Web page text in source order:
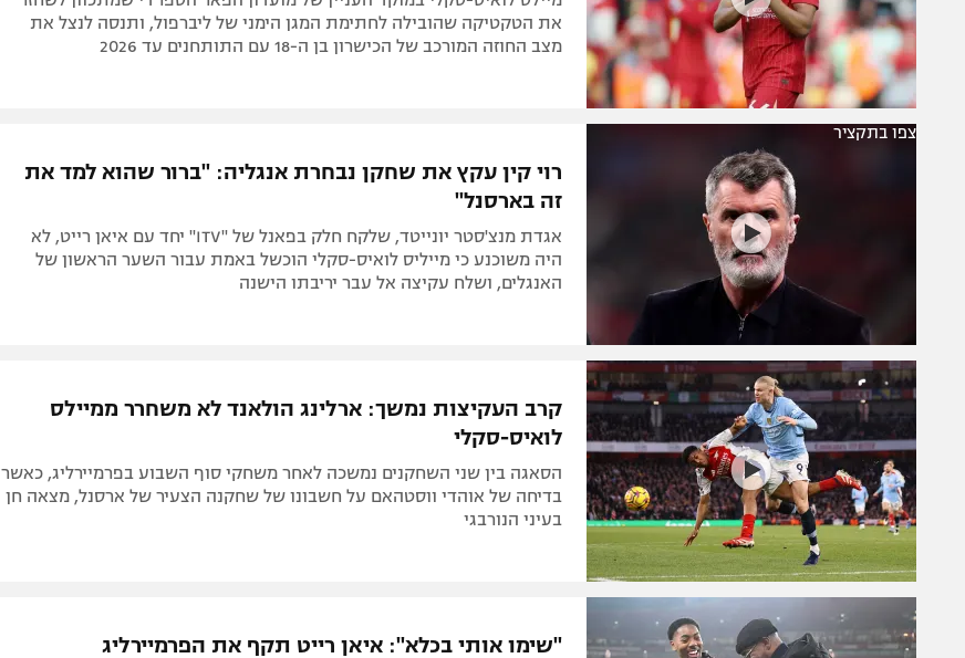
את הטקטיקה שהובילה לחתימת המגן הימני של ליברפול, ותנסה לנצל את
מצב החוזה המורכב של הכישרון בן ה-18 עם התותחנים עד 2026
צפו בתקציר
רוי קין עקץ את שחקן נבחרת אנגליה: "ברור שהוא למד את
זה בארסנל"
אגדת מנצ'סטר יונייטד, שלקח חלק בפאנל של "ITV" יחד עם איאן רייט, לא
היה משוכנע כי מייליס לואיס-סקלי הוכשל באמת עבור השער הראשון של
האנגלים, ושלח עקיצה אל עבר יריבתו הישנה
קרב העקיצות נמשך: ארלינג הולאנד לא משחרר ממיילס
לואיס-סקלי
הסאגה בין שני השחקנים נמשכה לאחר משחקי סוף השבוע בפרמיירליג, כאשר
בדיחה של אוהדי ווסטהאם על חשבונו של שחקנה הצעיר של ארסנל, מצאה חן
בעיני הנורבגי
"שימו אותי בכלא": איאן רייט תקף את הפרמיירליג